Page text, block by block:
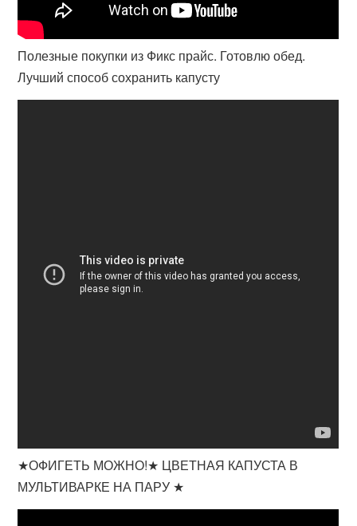
Полезные покупки из Фикс прайс. Готовлю обед.
Лучший способ сохранить капусту
★ОФИГЕТЬ МОЖНО!★ ЦВЕТНАЯ КАПУСТА В
МУЛЬТИВАРКЕ НА ПАРУ ★